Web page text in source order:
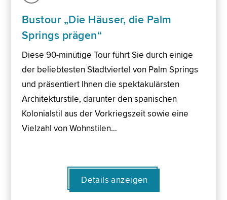
Bustour „Die Häuser, die Palm
Springs prägen“
Diese 90-minütige Tour führt Sie durch einige
der beliebtesten Stadtviertel von Palm Springs
und präsentiert Ihnen die spektakulärsten
Architekturstile, darunter den spanischen
Kolonialstil aus der Vorkriegszeit sowie eine
Vielzahl von Wohnstilen…
Details anzeigen